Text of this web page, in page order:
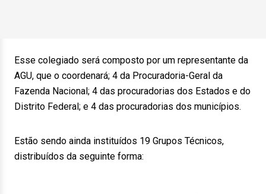
Esse colegiado será composto por um representante da
AGU, que o coordenará; 4 da Procuradoria-Geral da
Fazenda Nacional; 4 das procuradorias dos Estados e do
Distrito Federal; e 4 das procuradorias dos municípios.
Estão sendo ainda instituídos 19 Grupos Técnicos,
distribuídos da seguinte forma: